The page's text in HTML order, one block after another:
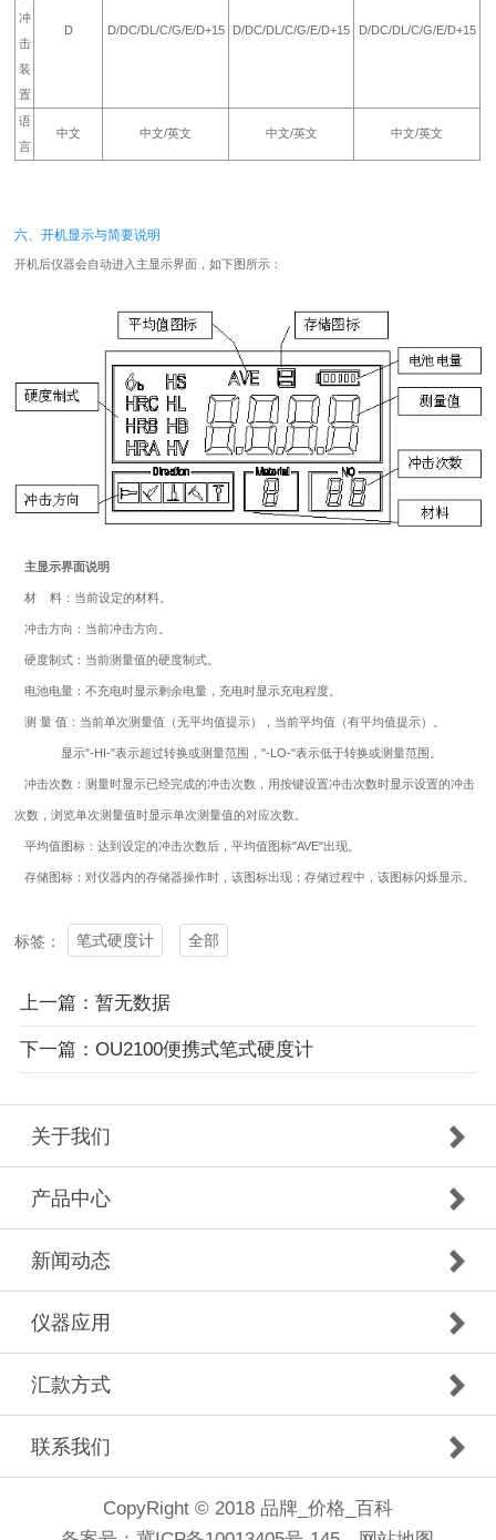
冲
击
装
置
D D/DC/DL/C/G/E/D+15 D/DC/DL/C/G/E/D+15 D/DC/DL/C/G/E/D+15
语
言
中文 中文/英文 中文/英文 中文/英文
六、开机显示与简要说明
开机后仪器会自动进入主显示界面，如下图所示：
主显示界面说明
材 料：当前设定的材料。
冲击方向：当前冲击方向。
硬度制式：当前测量值的硬度制式。
电池电量：不充电时显示剩余电量，充电时显示充电程度。
测 量 值：当前单次测量值（无平均值提示），当前平均值（有平均值提示）。
显示"-HI-"表示超过转换或测量范围，"-LO-"表示低于转换或测量范围。
冲击次数：测量时显示已经完成的冲击次数，用按键设置冲击次数时显示设置的冲击
次数，浏览单次测量值时显示单次测量值的对应次数。
平均值图标：达到设定的冲击次数后，平均值图标"AVE"出现。
存储图标：对仪器内的存储器操作时，该图标出现；存储过程中，该图标闪烁显示。
标签： 笔式硬度计 全部
上一篇：暂无数据
下一篇：OU2100便携式笔式硬度计
关于我们
产品中心
新闻动态
仪器应用
汇款方式
联系我们
CopyRight © 2018 品牌_价格_百科